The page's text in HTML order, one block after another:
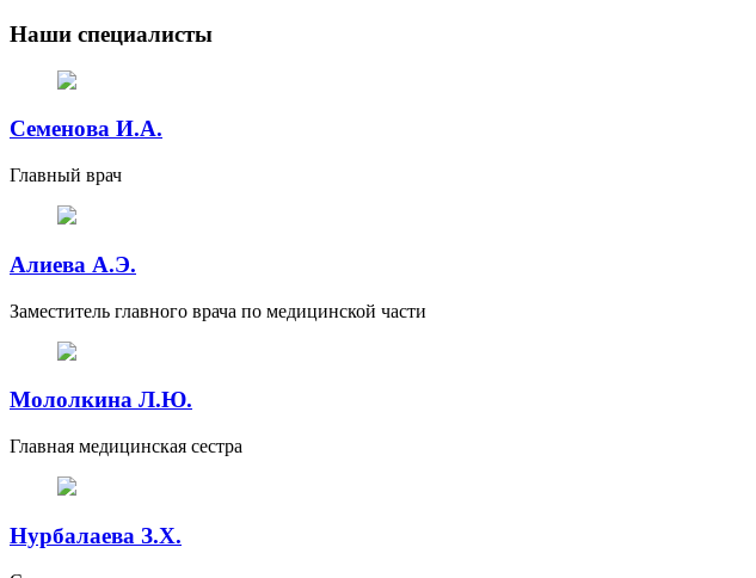
Наши специалисты
Семенова И.А.
Главный врач
Алиева А.Э.
Заместитель главного врача по медицинской части
Мололкина Л.Ю.
Главная медицинская сестра
Нурбалаева З.Х.